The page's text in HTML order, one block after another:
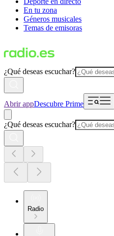
En tu zona
Géneros musicales
Temas de emisoras
¿Qué deseas escuchar?
Abrir appDescubre Prime
¿Qué deseas escuchar?
Radio